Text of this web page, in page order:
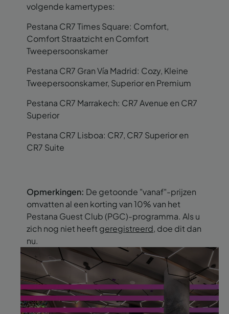
volgende kamertypes:
Pestana CR7 Times Square: Comfort,
Comfort Straatzicht en Comfort
Tweepersoonskamer
Pestana CR7 Gran Vía Madrid: Cozy, Kleine
Tweepersoonskamer, Superior en Premium
Pestana CR7 Marrakech: CR7 Avenue en CR7
Superior
Pestana CR7 Lisboa: CR7, CR7 Superior en
CR7 Suite
Opmerkingen: De getoonde "vanaf"-prijzen
omvatten al een korting van 10% van het
Pestana Guest Club (PGC)-programma. Als u
zich nog niet heeft geregistreerd, doe dit dan
nu.